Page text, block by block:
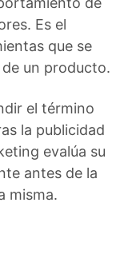
Es el
que se
un producto.
el término
la publicidad
evalúa su
antes de la
misma.